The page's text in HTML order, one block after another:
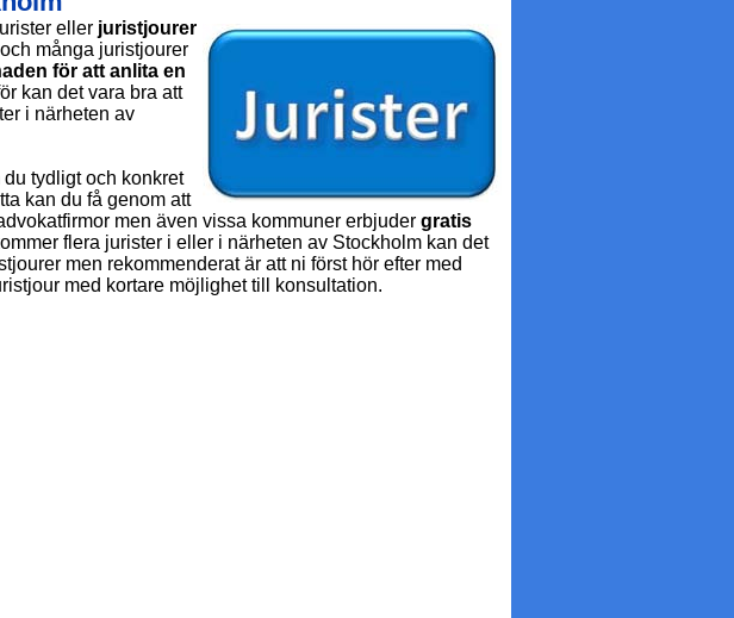
eller juristjourer
många juristjourer
för att anlita en
kan det vara bra att
i närheten av
du tydligt och konkret
kan du få genom att
men även vissa kommuner erbjuder gratis
flera jurister i eller i närheten av Stockholm kan det
men rekommenderat är att ni först hör efter med
med kortare möjlighet till konsultation.